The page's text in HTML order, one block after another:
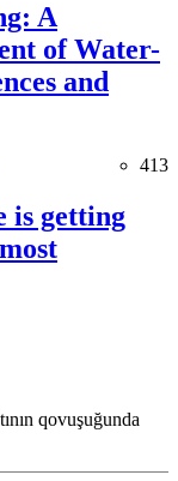
A
of Water-
and
413
is getting
qovuşuğunda